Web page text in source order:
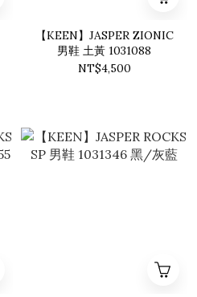
【KEEN】JASPER ZIONIC
男鞋 土黃 1031088
NT$4,500